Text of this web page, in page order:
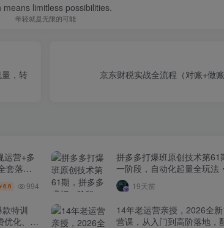
means limitless possibilities.
年轻就是无限的可能
，转
京东财税实战全流程（对账+做
运营+多
套落地
6.6 994
拼多多打爆班原创技术第61
一阶段，自动化起量全玩法
投产优化・大促矩阵实战课
19天前
特训
优化、0-
14年老运营亲授，2026全
营课，从入门到高阶落地，